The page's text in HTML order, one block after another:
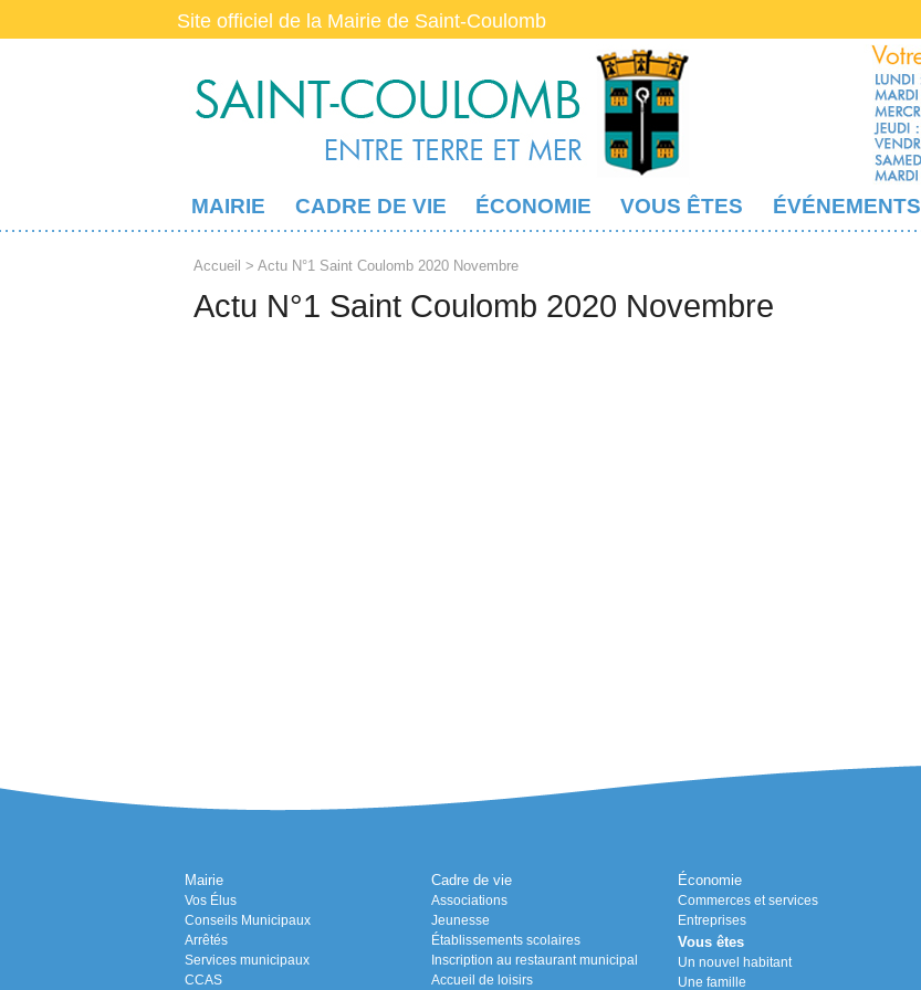
Site officiel de la Mairie de Saint-Coulomb
MAIRIE CADRE DE VIE ÉCONOMIE VOUS ÊTES ÉVÉNEMENTS
Accueil > Actu N°1 Saint Coulomb 2020 Novembre
Actu N°1 Saint Coulomb 2020 Novembre
Mairie
Vos Élus
Conseils Municipaux
Arrêtés
Services municipaux
CCAS
Cadre de vie
Associations
Jeunesse
Établissements scolaires
Inscription au restaurant municipal
Accueil de loisirs
Économie
Commerces et services
Entreprises
Vous êtes
Un nouvel habitant
Une famille